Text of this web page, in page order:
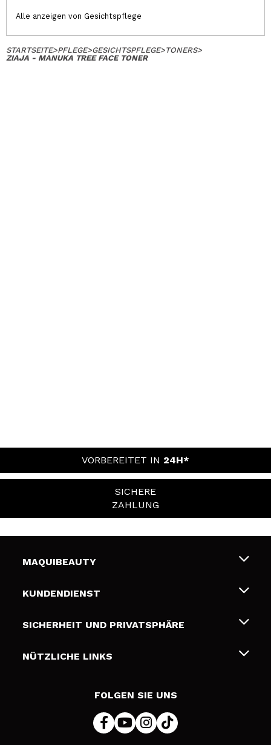
Alle anzeigen von Gesichtspflege
STARTSEITE>PFLEGE>GESICHTSPFLEGE>TONERS>
ZIAJA - MANUKA TREE FACE TONER
VORBEREITET IN 24H*
SICHERE
ZAHLUNG
MAQUIBEAUTY
Über uns
Geschenkkarten
KUNDENDIENST
Liefer- und Versandkosten
Zahlung
SICHERHEIT UND PRIVATSPHÄRE
Bedingungen und Datenschutz
NÜTZLICHE LINKS
FOLGEN SIE UNS